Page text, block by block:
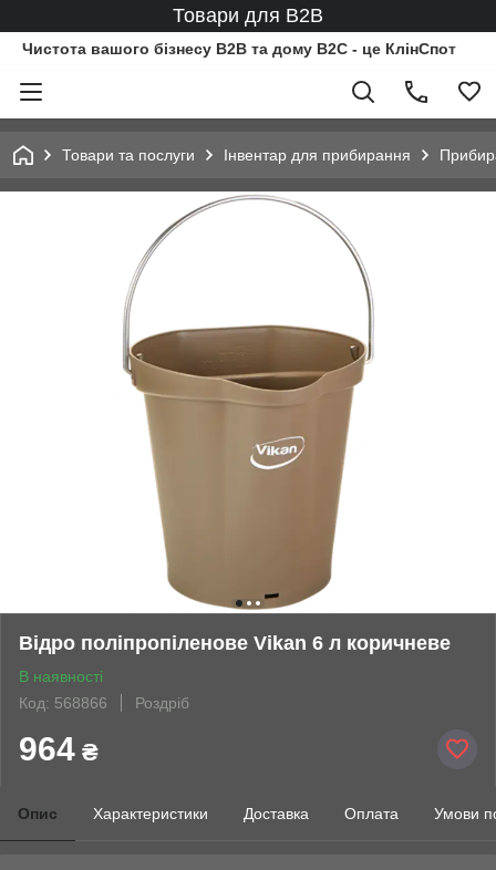
Товари для B2B
Чистота вашого бізнесу B2B та дому B2C - це КлінСпот
Товари та послуги Інвентар для прибирання
Відро поліпропіленове Vikan 6 л коричневе
В наявності
Код: 568866
Роздріб
964 ₴
Опис Характеристики Доставка Оплата Умови